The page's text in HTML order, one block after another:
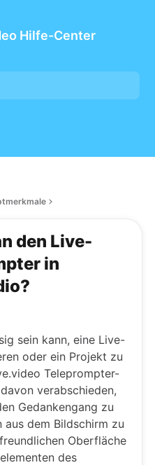
Hilfe-Center
den Live-
in
sein kann, eine Live-
oder ein Projekt zu
Teleprompter-
verabschieden,
Gedankengang zu
dem Bildschirm zu
Oberfläche
des